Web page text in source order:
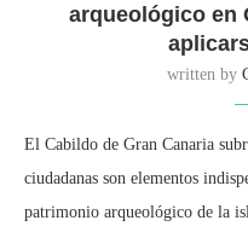
arqueológico en
written by
El Cabildo de Gran Canaria
ciudadanas son elementos
patrimonio arqueológico de la